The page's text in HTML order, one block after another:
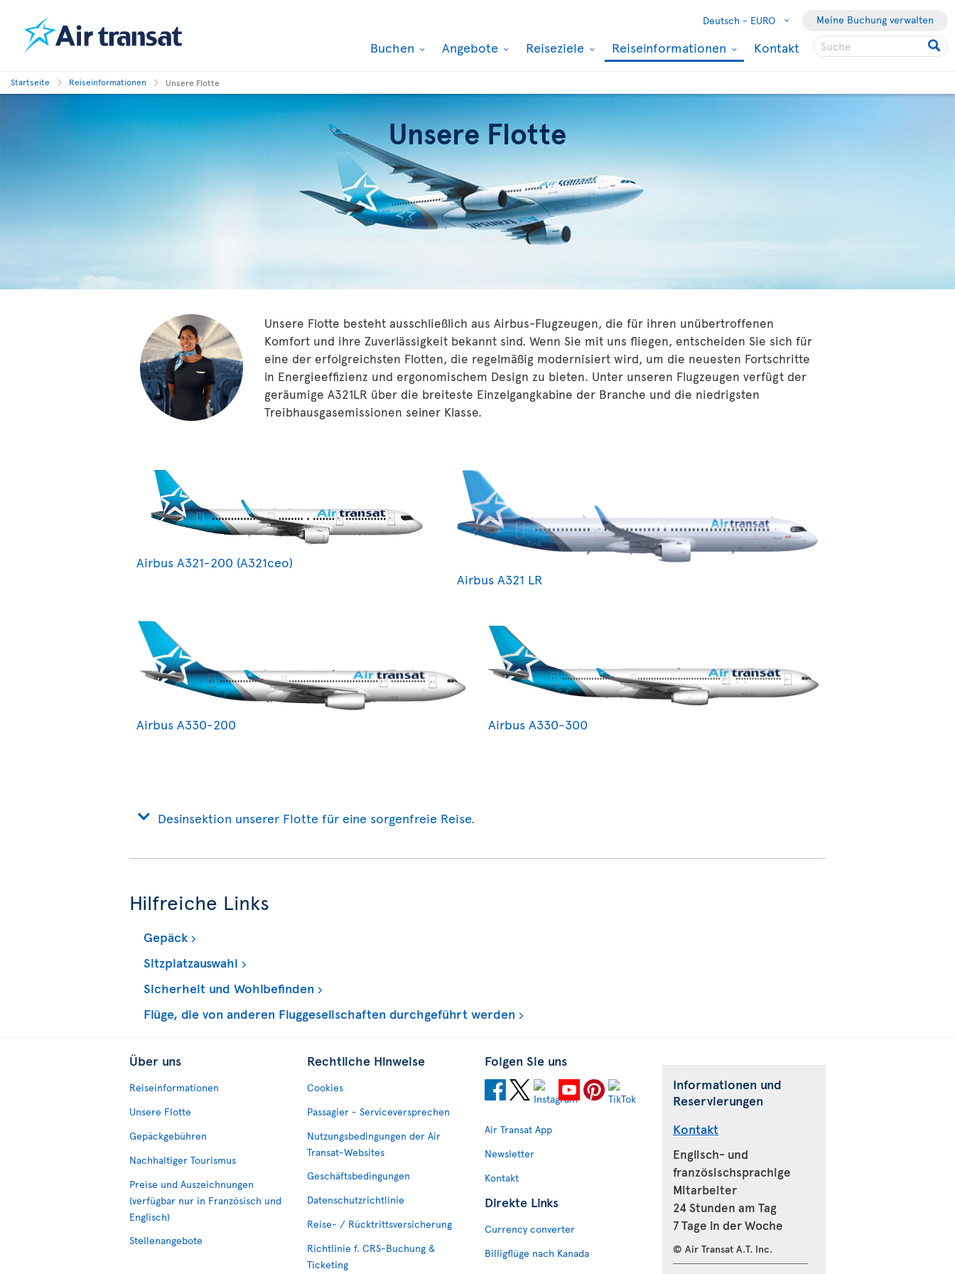
Deutsch - EURO Meine Buchung verwalten
Buchen Angebote Reiseziele Reiseinformationen Kontakt
Startseite Reiseinformationen Unsere Flotte
Unsere Flotte
Unsere Flotte besteht ausschließlich aus Airbus-Flugzeugen, die für ihren unübertroffenen
Komfort und ihre Zuverlässigkeit bekannt sind. Wenn Sie mit uns fliegen, entscheiden Sie sich für
eine der erfolgreichsten Flotten, die regelmäßig modernisiert wird, um die neuesten Fortschritte
in Energieeffizienz und ergonomischem Design zu bieten. Unter unseren Flugzeugen verfügt der
geräumige A321LR über die breiteste Einzelgangkabine der Branche und die niedrigsten
Treibhausgasemissionen seiner Klasse.
Airbus A321-200 (A321ceo)
Airbus A321 LR
Airbus A330-200 Airbus A330-300
Desinsektion unserer Flotte für eine sorgenfreie Reise.
Hilfreiche Links
Gepäck
Sitzplatzauswahl
Sicherheit und Wohlbefinden
Flüge, die von anderen Fluggesellschaften durchgeführt werden
Über uns
Reiseinformationen
Unsere Flotte
Gepäckgebühren
Nachhaltiger Tourismus
Preise und Auszeichnungen
(verfügbar nur in Französisch und
Englisch)
Stellenangebote
Rechtliche Hinweise
Cookies
Passagier - Serviceversprechen
Nutzungsbedingungen der Air
Transat-Websites
Geschäftsbedingungen
Datenschutzrichtlinie
Reise- / Rücktrittsversicherung
Richtlinie f. CRS-Buchung &
Ticketing
Folgen Sie uns
Air Transat App
Newsletter
Kontakt
Direkte Links
Currency converter
Billigflüge nach Kanada
Informationen und
Reservierungen
Kontakt
Englisch- und
französischsprachige
Mitarbeiter
24 Stunden am Tag
7 Tage in der Woche
© Air Transat A.T. Inc.